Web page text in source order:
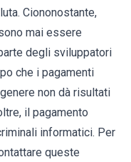
Ciononostante,
mai essere
degli sviluppatori
che i pagamenti
non dà risultati
il pagamento
informatici. Per
queste